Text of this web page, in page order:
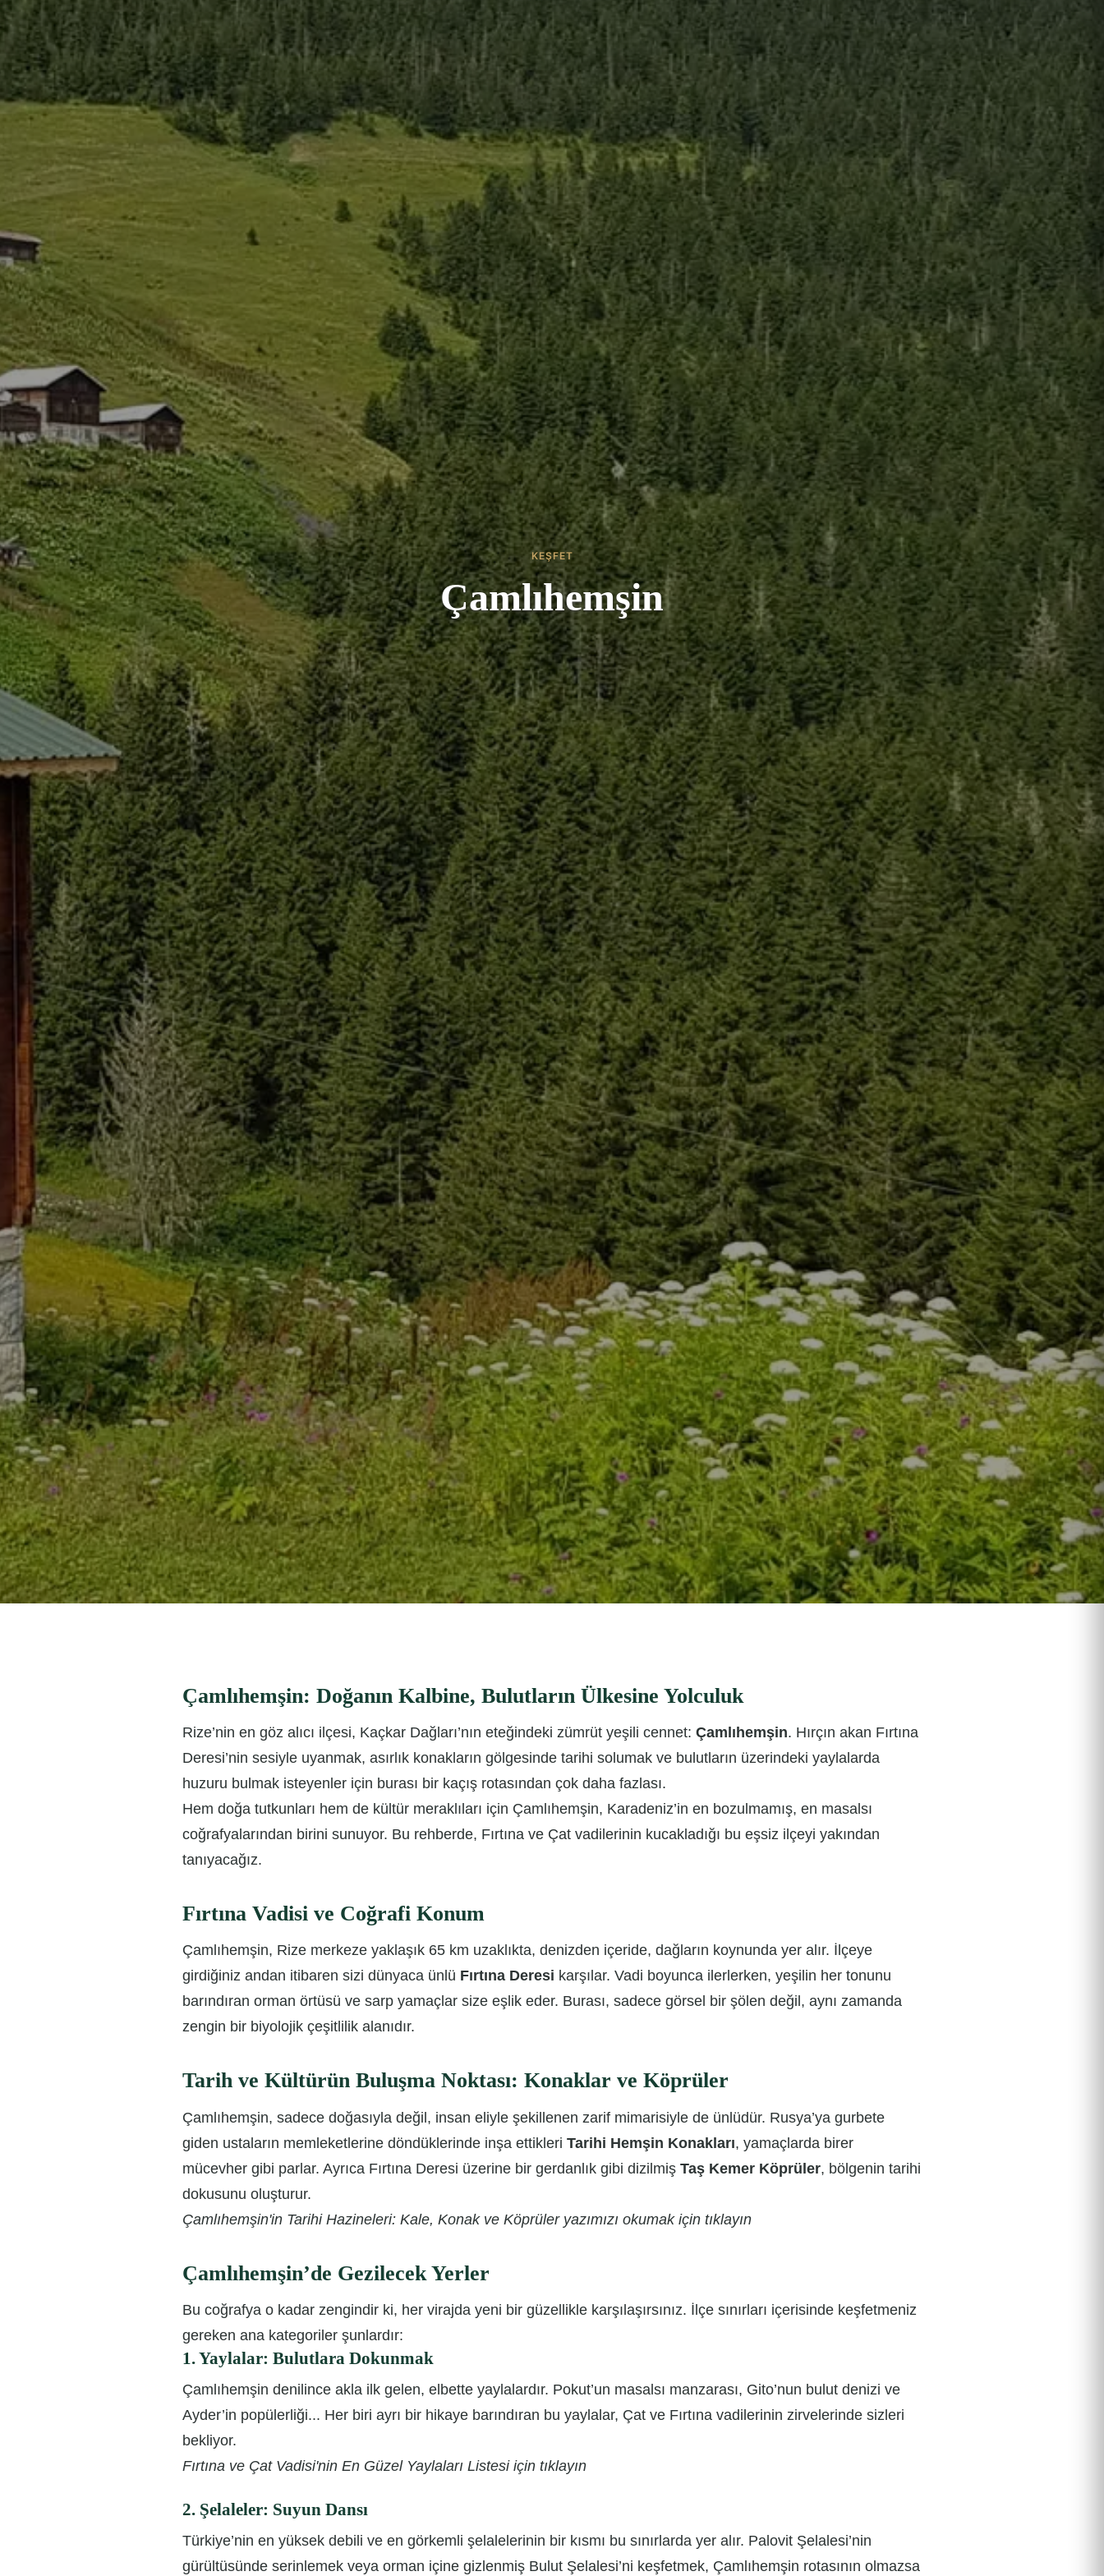
KEŞFET
Çamlıhemşin
Çamlıhemşin: Doğanın Kalbine, Bulutların Ülkesine Yolculuk
Rize’nin en göz alıcı ilçesi, Kaçkar Dağları’nın eteğindeki zümrüt yeşili cennet: Çamlıhemşin. Hırçın akan Fırtına
Deresi’nin sesiyle uyanmak, asırlık konakların gölgesinde tarihi solumak ve bulutların üzerindeki yaylalarda
huzuru bulmak isteyenler için burası bir kaçış rotasından çok daha fazlası.
Hem doğa tutkunları hem de kültür meraklıları için Çamlıhemşin, Karadeniz’in en bozulmamış, en masalsı
coğrafyalarından birini sunuyor. Bu rehberde, Fırtına ve Çat vadilerinin kucakladığı bu eşsiz ilçeyi yakından
tanıyacağız.
Fırtına Vadisi ve Coğrafi Konum
Çamlıhemşin, Rize merkeze yaklaşık 65 km uzaklıkta, denizden içeride, dağların koynunda yer alır. İlçeye
girdiğiniz andan itibaren sizi dünyaca ünlü Fırtına Deresi karşılar. Vadi boyunca ilerlerken, yeşilin her tonunu
barındıran orman örtüsü ve sarp yamaçlar size eşlik eder. Burası, sadece görsel bir şölen değil, aynı zamanda
zengin bir biyolojik çeşitlilik alanıdır.
Tarih ve Kültürün Buluşma Noktası: Konaklar ve Köprüler
Çamlıhemşin, sadece doğasıyla değil, insan eliyle şekillenen zarif mimarisiyle de ünlüdür. Rusya’ya gurbete
giden ustaların memleketlerine döndüklerinde inşa ettikleri Tarihi Hemşin Konakları, yamaçlarda birer
mücevher gibi parlar. Ayrıca Fırtına Deresi üzerine bir gerdanlık gibi dizilmiş Taş Kemer Köprüler, bölgenin tarihi
dokusunu oluşturur.
Çamlıhemşin'in Tarihi Hazineleri: Kale, Konak ve Köprüler yazımızı okumak için tıklayın
Çamlıhemşin’de Gezilecek Yerler
Bu coğrafya o kadar zengindir ki, her virajda yeni bir güzellikle karşılaşırsınız. İlçe sınırları içerisinde keşfetmeniz
gereken ana kategoriler şunlardır:
1. Yaylalar: Bulutlara Dokunmak
Çamlıhemşin denilince akla ilk gelen, elbette yaylalardır. Pokut’un masalsı manzarası, Gito’nun bulut denizi ve
Ayder’in popülerliği... Her biri ayrı bir hikaye barındıran bu yaylalar, Çat ve Fırtına vadilerinin zirvelerinde sizleri
bekliyor.
Fırtına ve Çat Vadisi'nin En Güzel Yaylaları Listesi için tıklayın
2. Şelaleler: Suyun Dansı
Türkiye’nin en yüksek debili ve en görkemli şelalelerinin bir kısmı bu sınırlarda yer alır. Palovit Şelalesi’nin
gürültüsünde serinlemek veya orman içine gizlenmiş Bulut Şelalesi’ni keşfetmek, Çamlıhemşin rotasının olmazsa